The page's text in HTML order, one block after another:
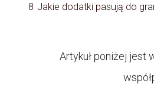
8 Jakie dodatki pasują do
Artykuł poniżej jest